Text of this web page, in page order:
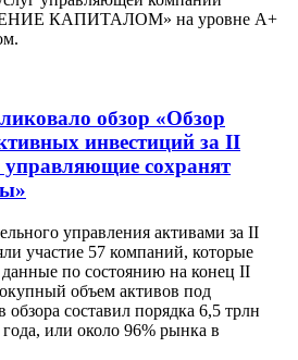
КАПИТАЛОМ» на уровне А+
обзор «Обзор
инвестиций за II
управляющие сохранят
управления активами за II
участие 57 компаний, которые
по состоянию на конец II
объем активов под
составил порядка 6,5 трлн
или около 96% рынка в